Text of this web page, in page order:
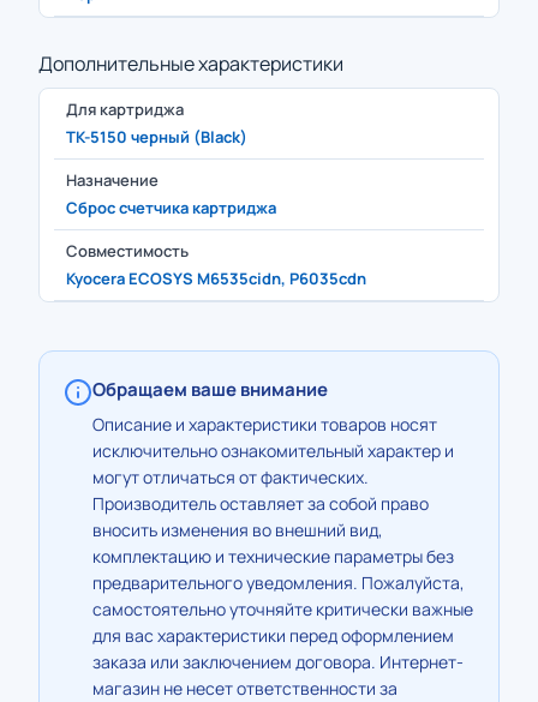
Дополнительные характеристики
Для картриджа
TK-5150 черный (Black)
Назначение
Сброс счетчика картриджа
Совместимость
Kyocera ECOSYS M6535cidn, P6035cdn
Обращаем ваше внимание
Описание и характеристики товаров носят
исключительно ознакомительный характер и
могут отличаться от фактических.
Производитель оставляет за собой право
вносить изменения во внешний вид,
комплектацию и технические параметры без
предварительного уведомления. Пожалуйста,
самостоятельно уточняйте критически важные
для вас характеристики перед оформлением
заказа или заключением договора. Интернет-
магазин не несет ответственности за